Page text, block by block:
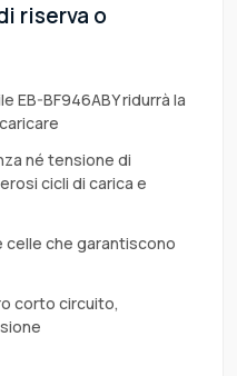
riserva o
EB-BF946ABY ridurrà la
né tensione di
cicli di carica e
che garantiscono
corto circuito,